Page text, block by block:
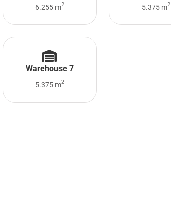
6.255 m2 5.375 m2
Warehouse 7
5.375 m2